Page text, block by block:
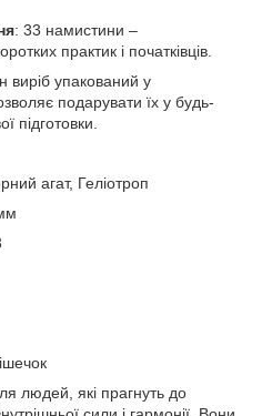
: 33 намистини –
практик і початківців.
виріб упакований у
подарувати їх у будь-
підготовки.
агат, Геліотроп
людей, які прагнуть до